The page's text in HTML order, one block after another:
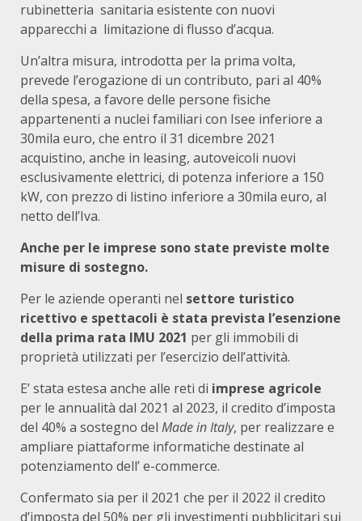
rubinetteria sanitaria esistente con nuovi
apparecchi a limitazione di flusso d’acqua.
Un’altra misura, introdotta per la prima volta,
prevede l’erogazione di un contributo, pari al 40%
della spesa, a favore delle persone fisiche
appartenenti a nuclei familiari con Isee inferiore a
30mila euro, che entro il 31 dicembre 2021
acquistino, anche in leasing, autoveicoli nuovi
esclusivamente elettrici, di potenza inferiore a 150
kW, con prezzo di listino inferiore a 30mila euro, al
netto dell’Iva.
Anche per le imprese sono state previste molte
misure di sostegno.
Per le aziende operanti nel settore turistico
ricettivo e spettacoli è stata prevista l’esenzione
della prima rata IMU 2021 per gli immobili di
proprietà utilizzati per l’esercizio dell’attività.
E’ stata estesa anche alle reti di imprese agricole
per le annualità dal 2021 al 2023, il credito d’imposta
del 40% a sostegno del Made in Italy, per realizzare e
ampliare piattaforme informatiche destinate al
potenziamento dell’ e-commerce.
Confermato sia per il 2021 che per il 2022 il credito
d’imposta del 50% per gli investimenti pubblicitari sui